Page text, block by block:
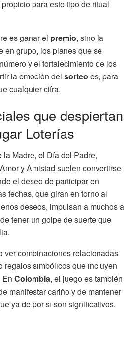
para este tipo de ritual
es ganar el premio, sino la
en grupo, los planes que se
y el fortalecimiento de los
la emoción del sorteo es, para
cualquier cifra.
que despiertan
Loterías
la Madre, el Día del Padre,
y Amistad suelen convertirse
el deseo de participar en
fechas, que giran en torno al
deseos, impulsan a muchos a
tener un golpe de suerte que
ver combinaciones relacionadas
regalos simbólicos que incluyen
En Colombia, el juego es también
manifestar cariño y de mantener
ya de por sí son significativos.